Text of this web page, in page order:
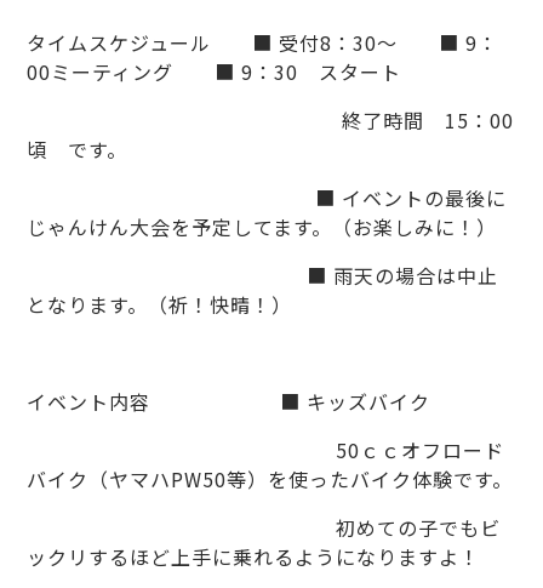
タイムスケジュール ■ 受付8：30～ ■ 9：
00ミーティング ■ 9：30 スタート
終了時間 15：00
頃 です。
■ イベントの最後に
じゃんけん大会を予定してます。（お楽しみに！）
■ 雨天の場合は中止
となります。（祈！快晴！）
イベント内容 ■ キッズバイク
50ｃｃオフロード
バイク（ヤマハPW50等）を使ったバイク体験です。
初めての子でもビ
ックリするほど上手に乗れるようになりますよ！